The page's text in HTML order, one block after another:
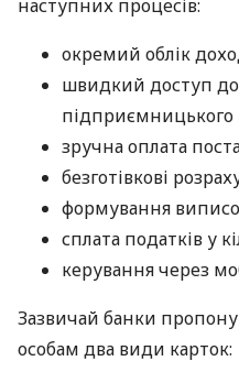
наступних процесів:
окремий облік
швидкий доступ до
підприємницького
зручна оплата
безготівкові
формування
сплата податків у
керування через
Зазвичай банки
особам два види карток: